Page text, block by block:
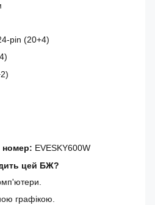
pin (20+4)
номер: EVESKY600W
цей БЖ?
графікою.